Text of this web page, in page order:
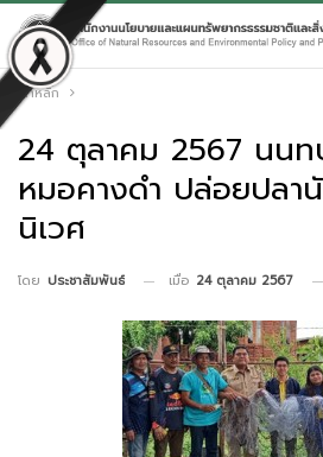
หน้าหลัก
24 ตุลาคม 2567 นนท
หมอคางดำ ปล่อยปลา
นิเวศ
โดย ประชาสัมพันธ์ เมื่อ 24 ตุลาคม 2567